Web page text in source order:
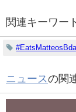
関連キーワー
ニュースの関